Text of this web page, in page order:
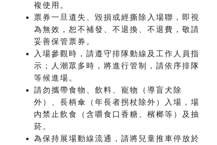
複使用。
票券一旦遺失、毀損或經撕除入場聯，即視
為無效，恕不補發、不退換、不退費，敬請
妥善保管票券。
入場參觀時，請遵守排隊動線及工作人員指
示；人潮眾多時，將進行管制，請依序排隊
等候進場。
請勿攜帶食物、飲料、寵物（導盲犬除
外）、長柄傘（年長者拐杖除外）入場，場
內禁止飲食（含嚼食口香糖、檳榔等）及抽
菸。
為保持展場動線流通，請將兒童推車停放於